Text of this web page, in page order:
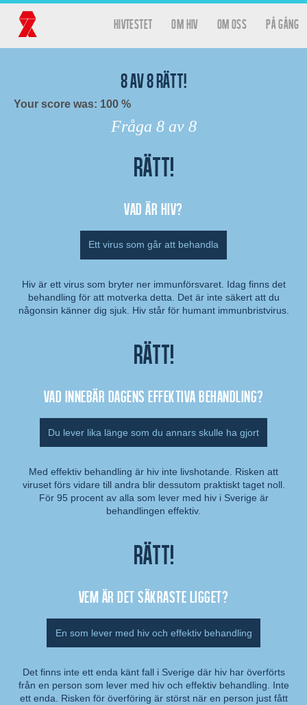
Huvudmeny
hivtestet Om HIV Om oss På gång
8av8rätt!
Your score was: 100 %
Fråga 8av 8
Rätt!
Vad är hiv?
Ett virus som går att behandla
Kommentar:
Hiv är ett virus som bryter ner immunförsvaret. Idag finns det
behandling för att motverka detta. Det är inte säkert att du
någonsin känner dig sjuk. Hiv står för humant immunbristvirus.
Rätt!
Vad innebär dagens effektiva behandling?
Du lever lika länge som du annars skulle ha gjort
Kommentar:
Med effektiv behandling är hiv inte livshotande. Risken att
viruset förs vidare till andra blir dessutom praktiskt taget noll.
För 95 procent av alla som lever med hiv i Sverige är
behandlingen effektiv.
Rätt!
Vem är det säkraste ligget?
En som lever med hiv och effektiv behandling
Kommentar:
Det finns inte ett enda känt fall i Sverige där hiv har överförts
från en person som lever med hiv och effektiv behandling. Inte
ett enda. Risken för överföring är störst när en person just fått